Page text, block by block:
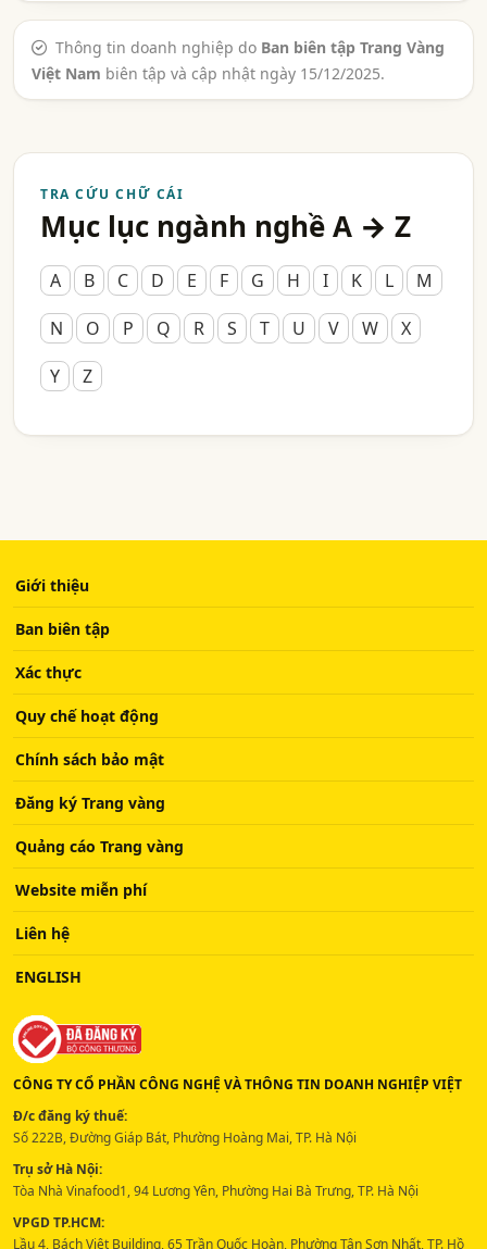
Thông tin doanh nghiệp do Ban biên tập Trang Vàng
Việt Nam biên tập và cập nhật ngày 15/12/2025.
TRA CỨU CHỮ CÁI
Mục lục ngành nghề A → Z
A B C D E F G H I K L
M
N
O P Q R S T U V W
X
Y
Z
Giới thiệu
Ban biên tập
Xác thực
Quy chế hoạt động
Chính sách bảo mật
Đăng ký Trang vàng
Quảng cáo Trang vàng
Website miễn phí
Liên hệ
ENGLISH
CÔNG TY CỔ PHẦN CÔNG NGHỆ VÀ THÔNG TIN DOANH NGHIỆP VIỆT
Đ/c đăng ký thuế:
Số 222B, Đường Giáp Bát, Phường Hoàng Mai, TP. Hà Nội
Trụ sở Hà Nội:
Tòa Nhà Vinafood1, 94 Lương Yên, Phường Hai Bà Trưng, TP. Hà Nội
VPGD TP.HCM:
Lầu 4, Bách Việt Building, 65 Trần Quốc Hoàn, Phường Tân Sơn Nhất, TP. Hồ